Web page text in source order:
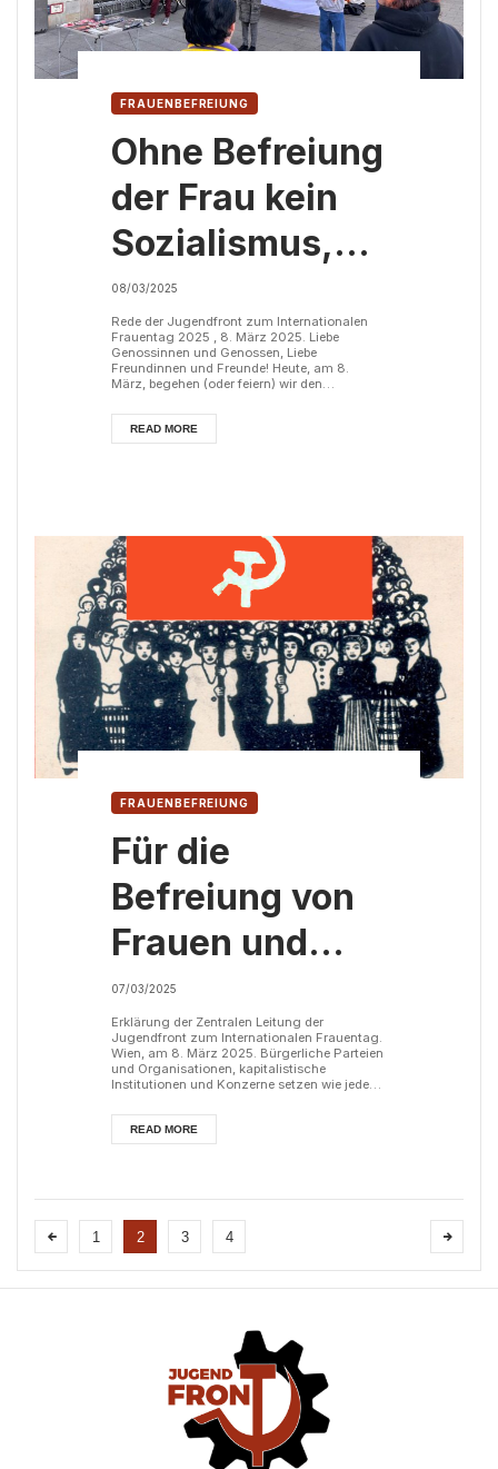
FRAUENBEFREIUNG
Ohne Befreiung
der Frau kein
Sozialismus,
ohne
Sozialismus
keine Befreiung
der Frau!
08/03/2025
Rede der Jugendfront zum Internationalen
Frauentag 2025 , 8. März 2025. Liebe
Genossinnen und Genossen, Liebe
Freundinnen und Freunde! Heute, am 8.
März, begehen (oder feiern) wir den
eigentlich? Im Jahr 1910 war es die deutsche
Kommunistin Clara Zetkin, die erstmal einen
internationalen Frauentag forderte. 1921
READ MORE
FRAUENBEFREIUNG
Für die
Befreiung von
Frauen und
Mädchen!
Kampf dem
kapitalistischen
Ausbeutersystem!
07/03/2025
Erklärung der Zentralen Leitung der
Jugendfront zum Internationalen Frauentag.
Wien, am 8. März 2025. Bürgerliche Parteien
und Organisationen, kapitalistische
Institutionen und Konzerne setzen wie jedes
sinnentleerten und unpolitischen Ritual zu
transformieren. Tatsächlich ist der
Internationale Frauentag jedoch ein
READ MORE
1 2 3 4